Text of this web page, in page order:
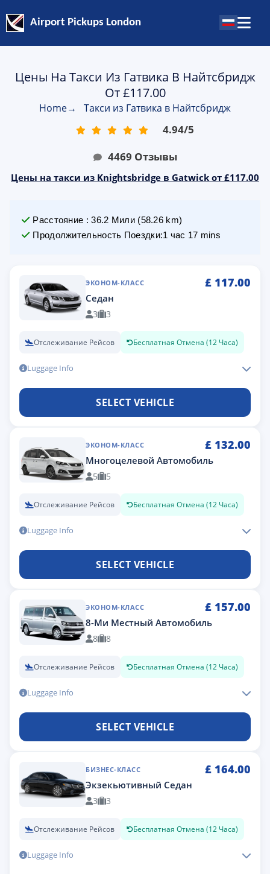
Airport Pickups London
Цены На Такси Из Гатвика В Найтсбридж
От £117.00
Home→ Такси из Гатвика в Найтсбридж
4.94/5
4469 Отзывы
Цены на такси из Knightsbridge в Gatwick от £117.00
Расстояние :36.2 Мили(58.26 km)
Продолжительность Поездки:1 час 17 mins
ЭКОНОМ-КЛАСС £ 117.00
Седан
3 3
Отслеживание Рейсов Бесплатная Отмена (12 Часа)
Luggage Info
SELECT VEHICLE
ЭКОНОМ-КЛАСС £ 132.00
Многоцелевой Автомобиль
5 5
Отслеживание Рейсов Бесплатная Отмена (12 Часа)
Luggage Info
SELECT VEHICLE
ЭКОНОМ-КЛАСС £ 157.00
8-Ми Местный Автомобиль
8 8
Отслеживание Рейсов Бесплатная Отмена (12 Часа)
Luggage Info
SELECT VEHICLE
БИЗНЕС-КЛАСС £ 164.00
Экзекьютивный Седан
3 3
Отслеживание Рейсов Бесплатная Отмена (12 Часа)
Luggage Info